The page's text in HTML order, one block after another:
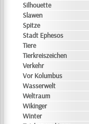
Silhouette
Slawen
Spitze
Stadt Ephesos
Tiere
Tierkreiszeichen
Verkehr
Vor Kolumbus
Wasserwelt
Weltraum
Wikinger
Winter